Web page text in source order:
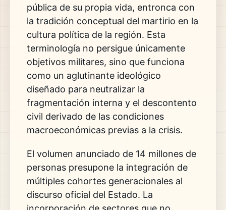
pública de su propia vida, entronca con
la tradición conceptual del martirio en la
cultura política de la región. Esta
terminología no persigue únicamente
objetivos militares, sino que funciona
como un aglutinante ideológico
diseñado para neutralizar la
fragmentación interna y el descontento
civil derivado de las condiciones
macroeconómicas previas a la crisis.
El volumen anunciado de 14 millones de
personas presupone la integración de
múltiples cohortes generacionales al
discurso oficial del Estado. La